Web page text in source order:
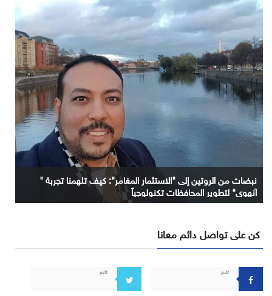
نبضات من الروتين إلى "الاستثمار المغامر": كيف تلهمنا تجربة "
آنهوي" لتطوير المحافظات تكنولوجياً
كن على تواصل دائم معانا
تابع تابع